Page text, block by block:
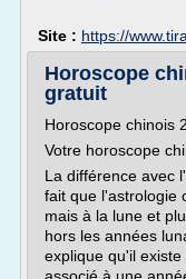
Site : https://
Horoscope
gratuit
Horoscope chinois
Votre horoscope
La différence avec
fait que l'astrologie
mais à la lune et
hors les années
explique qu'il